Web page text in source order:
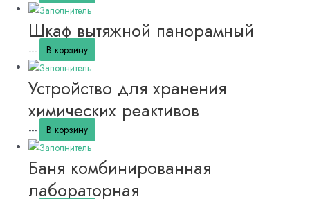
Шкаф вытяжной панорамный
--- В корзину
Устройство для хранения
химических реактивов
--- В корзину
Баня комбинированная
лабораторная